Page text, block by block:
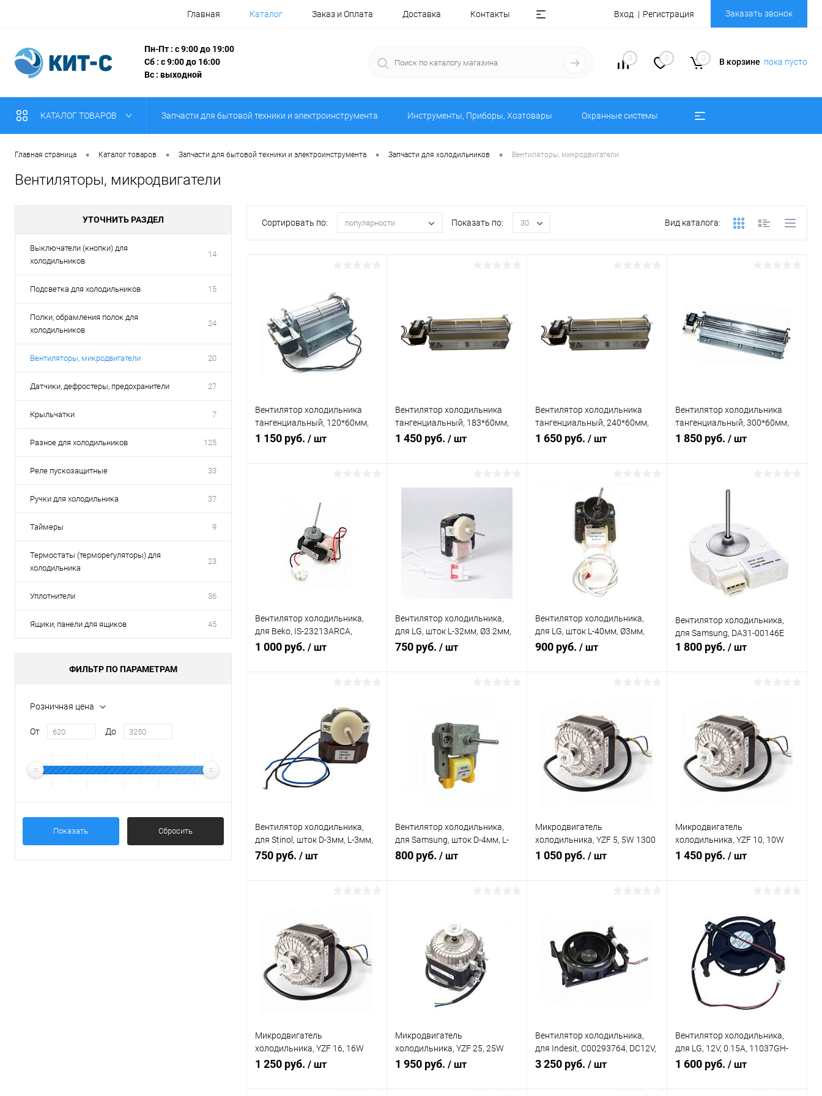
Главная Каталог Заказ и Оплата Доставка Контакты Вход Регистрация Заказать звонок
Пн-Пт : с 9:00 до 19:00
Сб : с 9:00 до 16:00
Вс : выходной
0 0 0 В корзине пока пусто
КАТАЛОГ ТОВАРОВ Запчасти для бытовой техники и электроинструмента Инструменты, Приборы, Хозтовары Охранные системы
Главная страница • Каталог товаров • Запчасти для бытовой техники и электроинструмента • Запчасти для холодильников • Вентиляторы, микродвигатели
Вентиляторы, микродвигатели
УТОЧНИТЬ РАЗДЕЛ
Выключатели (кнопки) для
холодильников
14
Подсветка для холодильников 15
Полки, обрамления полок для
холодильников
24
Вентиляторы, микродвигатели 20
Датчики, дефростеры, предохранители 27
Крыльчатки 7
Разное для холодильников 125
Реле пускозащитные 33
Ручки для холодильника 37
Таймеры 9
Термостаты (терморегуляторы) для
холодильника
23
Уплотнители 36
Ящики, панели для ящиков 45
ФИЛЬТР ПО ПАРАМЕТРАМ
Розничная цена
От До
Показать Сбросить
Сортировать по: популярности Показать по: 30 Вид каталога:
Вентилятор холодильника
тангенциальный, 120*60мм,
левый
1 150 руб. / шт
В избранное
В наличии
(1)
Вентилятор холодильника
тангенциальный, 183*60мм,
левый
1 450 руб. / шт
В корзину
Сравнение
В избранное
(2)
Вентилятор холодильника
тангенциальный, 240*60мм,
левый
1 650 руб. / шт
В корзину
Сравнение
В избранное
(1)
Вентилятор холодильника
тангенциальный, 300*60мм,
левый
1 850 руб. / шт
В корзину
В избранное
(2)
Вентилятор холодильника,
для Beko, IS-23213ARCA,
4825820185
1 000 руб. / шт
В избранное
В наличии
(2)
Вентилятор холодильника,
для LG, шток L-32мм, Ø3.2мм,
240V, 4680JB1034G
750 руб. / шт
Сравнение
В избранное
В наличии
(1)
Вентилятор холодильника,
для LG, шток L-40мм, Ø3мм,
240V, 4680JR1009F,
900 руб. / шт
Сравнение
В избранное
В наличии
(3)
Вентилятор холодильника,
для Samsung, DA31-00146E
1 800 руб. / шт
Сравнение
В избранное
В наличии
(1)
Вентилятор холодильника,
для Stinol, шток D-3мм, L-3мм,
YZF 2250
750 руб. / шт
Сравнение
В избранное
В наличии
(1)
Вентилятор холодильника,
для Sаmsung, шток D-4мм, L-
38мм, YZF 052
800 руб. / шт
Сравнение
В избранное
В наличии
(2)
Микродвигатель
холодильника, YZF 5, 5W 1300
об/мин
1 050 руб. / шт
Сравнение
В избранное
В наличии
(1)
Микродвигатель
холодильника, YZF 10, 10W
1300 об/мин
1 450 руб. / шт
Сравнение
В избранное
В наличии
(2)
Микродвигатель
холодильника, YZF 16, 16W
1300 об/мин
1 250 руб. / шт
Микродвигатель
холодильника, YZF 25, 25W
1300 об/мин
1 950 руб. / шт
Вентилятор холодильника,
для Indesit, C00293764, DC12V,
0.13A, 110R037D043
3 250 руб. / шт
Вентилятор холодильника,
для LG, 12V, 0.15A, 11037GH-
12L-YA
1 600 руб. / шт